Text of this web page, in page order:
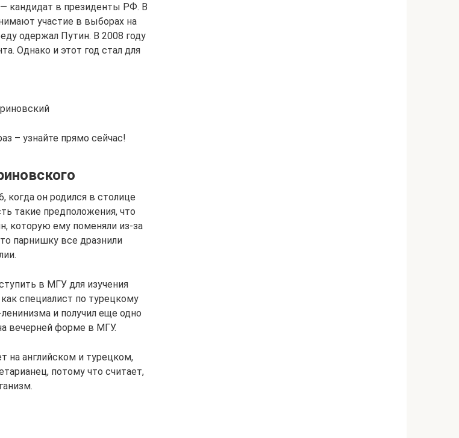
кандидат в президенты РФ. В
участие в выборах на
одержал Путин. В 2008 году
Однако и этот год стал для
– узнайте прямо сейчас!
когда он родился в столице
такие предположения, что
которую ему поменяли из-за
парнишку все дразнили
в МГУ для изучения
специалист по турецкому
и получил еще одно
вечерней форме в МГУ.
на английском и турецком,
потому что считает,